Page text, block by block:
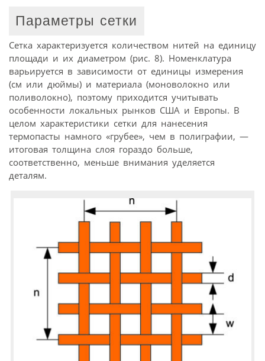
Параметры сетки
Сетка характеризуется количеством нитей на единицу
площади и их диаметром (рис. 8). Номенклатура
варьируется в зависимости от единицы измерения
(см или дюймы) и материала (моноволокно или
поливолокно), поэтому приходится учитывать
особенности локальных рынков США и Европы. В
целом характеристики сетки для нанесения
термопасты намного «грубее», чем в полиграфии, —
итоговая толщина слоя гораздо больше,
соответственно, меньше внимания уделяется
деталям.